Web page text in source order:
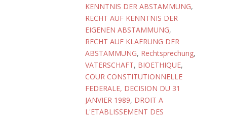
KENNTNIS DER ABSTAMMUNG,
RECHT AUF KENNTNIS DER
EIGENEN ABSTAMMUNG,
RECHT AUF KLAERUNG DER
ABSTAMMUNG, Rechtsprechung,
VATERSCHAFT, BIOETHIQUE,
COUR CONSTITUTIONNELLE
FEDERALE, DECISION DU 31
JANVIER 1989, DROIT A
L'ETABLISSEMENT DES